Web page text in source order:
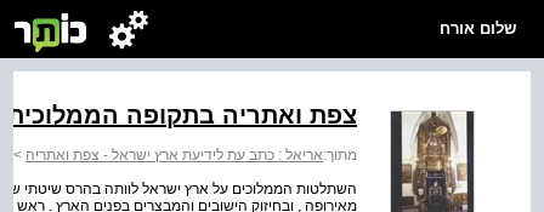
שלום אורח
צפת ואתריה בתקופה
מתוך:אריאל : כתב עת לידיעת ארץ ישראל - צפת ואתריה >
השתלטות הממלוכים על ארץ ישראל לוותה בהרס שיטתי של